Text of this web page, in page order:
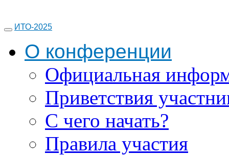
ИТО-2025
О конференции
Официальная
Приветствия
С чего начать?
Правила участия